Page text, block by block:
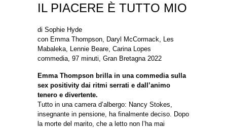
IL PIACERE È TUTTO MIO
di Sophie Hyde
con Emma Thompson, Daryl McCormack, Les
Mabaleka, Lennie Beare, Carina Lopes
commedia, 97 minuti, Gran Bretagna 2022
Emma Thompson brilla in una commedia sulla
sex positivity dai ritmi serrati e dall’animo
tenero e divertente.
Tutto in una camera d’albergo: Nancy Stokes,
insegnante in pensione, ha finalmente deciso. Dopo
la morte del marito, che a letto non l’ha mai